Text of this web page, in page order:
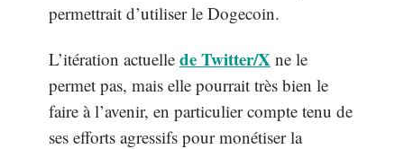
permettrait d’utiliser le Dogecoin.
L’itération actuelle de Twitter/X ne le
permet pas, mais elle pourrait très bien le
faire à l’avenir, en particulier compte tenu de
ses efforts agressifs pour monétiser la